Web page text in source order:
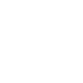
Hospital
Inmaculada
Alhaurín de la
sobre lienzo ‘Un
‘Perro
Fra Angelico,